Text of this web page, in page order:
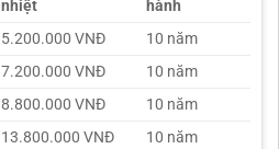
nhiệt
hành
5.200.000 VNĐ
10 năm
7.200.000 VNĐ
10 năm
8.800.000 VNĐ
10 năm
13.800.000 VNĐ 10 năm